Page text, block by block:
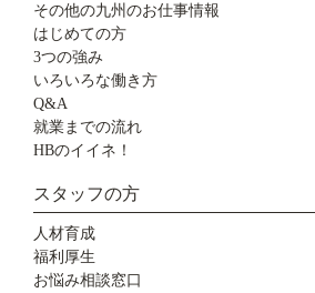
その他の九州のお仕事情報
はじめての方
3つの強み
いろいろな働き方
Q&A
就業までの流れ
HBのイイネ！
スタッフの方
人材育成
福利厚生
お悩み相談窓口